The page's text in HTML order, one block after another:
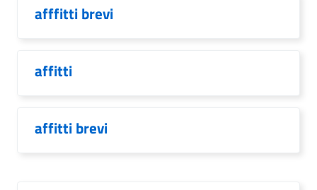
afffitti brevi
affitti
affitti brevi